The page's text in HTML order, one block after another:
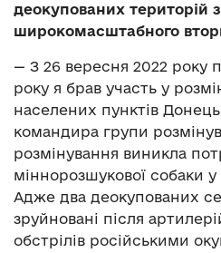
деокупованих територій
широкомасштабного
— З 26 вересня 2022 року
року я брав участь у
населених пунктів
командира групи
розмінування виникла
міннорозшукової собаки у
Адже два деокупованих
зруйновані після
обстрілів російськими